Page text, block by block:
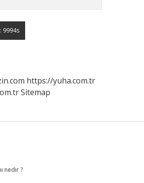
https://yuha.com.tr
Sitemap
nedir ?